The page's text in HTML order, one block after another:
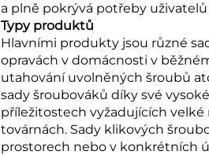
a plně pokrývá potřeby
Typy produktů
Hlavními produkty jsou různé
opravách v domácnosti v
utahování uvolněných šroubů
sady šroubováků díky své
příležitostech vyžadujících
továrnách. Sady klikových
prostorech nebo v konkrétních